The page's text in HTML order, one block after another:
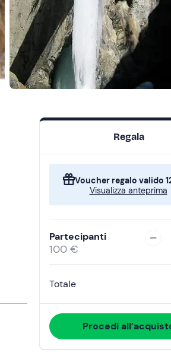
Regala
Voucher regalo valido
Visualizza anteprima
Partecipanti
100 €
Totale
Procedi